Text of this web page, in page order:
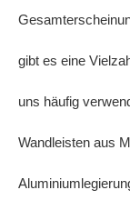
gibt es eine
uns häufig
Wandleisten aus